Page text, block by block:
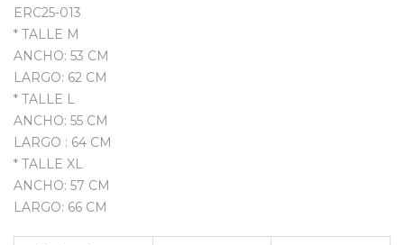
ERC25-013
* TALLE M
ANCHO: 53 CM
LARGO: 62 CM
* TALLE L
ANCHO: 55 CM
LARGO : 64 CM
* TALLE XL
ANCHO: 57 CM
LARGO: 66 CM